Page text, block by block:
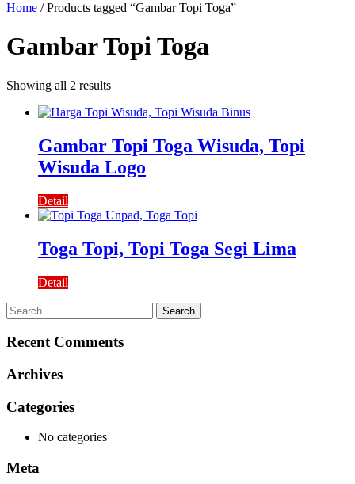
Home / Products tagged “Gambar Topi Toga”
Gambar Topi Toga
Showing all 2 results
Gambar Topi Toga Wisuda, Topi
Wisuda Logo
Detail
Toga Topi, Topi Toga Segi Lima
Detail
Search
for:
Recent Comments
Archives
Categories
No categories
Meta